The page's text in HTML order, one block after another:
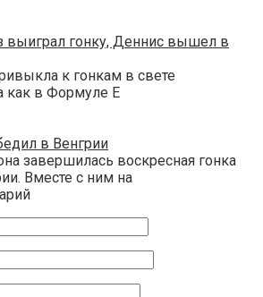
выиграл гонку, Деннис вышел в
к гонкам в свете
как в Формуле E
в Венгрии
завершилась воскресная гонка
Вместе с ним на